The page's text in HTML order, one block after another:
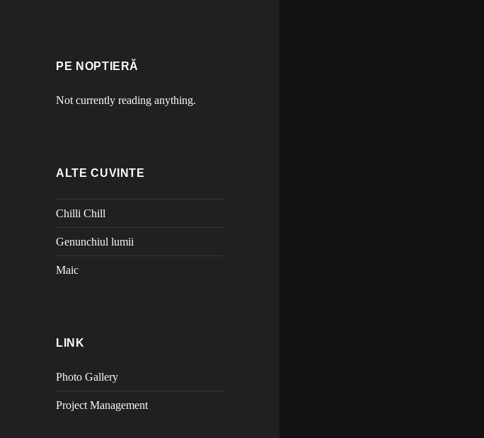
PE NOPTIERĂ
Not currently reading anything.
ALTE CUVINTE
Chilli Chill
Genunchiul lumii
Maic
LINK
Photo Gallery
Project Management